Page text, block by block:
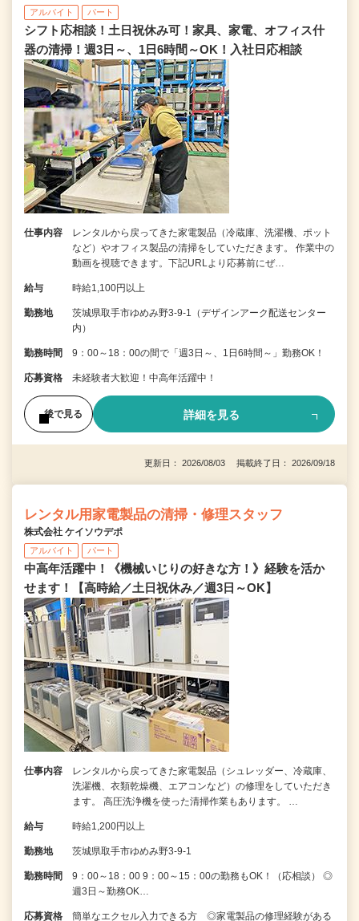
アルバイト パート
シフト応相談！土日祝休み可！家具、家電、オフィス什
器の清掃！週3日～、1日6時間～OK！入社日応相談
仕事内容
レンタルから戻ってきた家電製品（冷蔵庫、洗濯機、ポット
など）やオフィス製品の清掃をしていただきます。 作業中の
動画を視聴できます。下記URLより応募前にぜ…
給与 時給1,100円以上
勤務地
茨城県取手市ゆめみ野3-9-1（デザインアーク配送センター
内）
勤務時間 9：00～18：00の間で「週3日～、1日6時間～」勤務OK！
応募資格 未経験者大歓迎！中高年活躍中！
後で見る 詳細を見る
更新日： 2026/08/03 掲載終了日： 2026/09/18
レンタル用家電製品の清掃・修理スタッフ
株式会社 ケイソウデポ
アルバイト パート
中高年活躍中！《機械いじりの好きな方！》経験を活か
せます！【高時給／土日祝休み／週3日～OK】
仕事内容
レンタルから戻ってきた家電製品（シュレッダー、冷蔵庫、
洗濯機、衣類乾燥機、エアコンなど）の修理をしていただき
ます。 高圧洗浄機を使った清掃作業もあります。 …
給与 時給1,200円以上
勤務地 茨城県取手市ゆめみ野3-9-1
勤務時間
9：00～18：00 9：00～15：00の勤務もOK！（応相談） ◎
週3日～勤務OK…
応募資格 簡単なエクセル入力できる方 ◎家電製品の修理経験がある